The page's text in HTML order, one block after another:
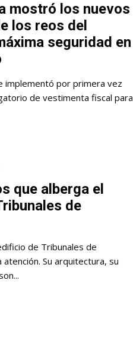
mostró los nuevos
los reos del
seguridad en
implementó por primera vez
de vestimenta fiscal para
que alberga el
de
de Tribunales de
atención. Su arquitectura, su